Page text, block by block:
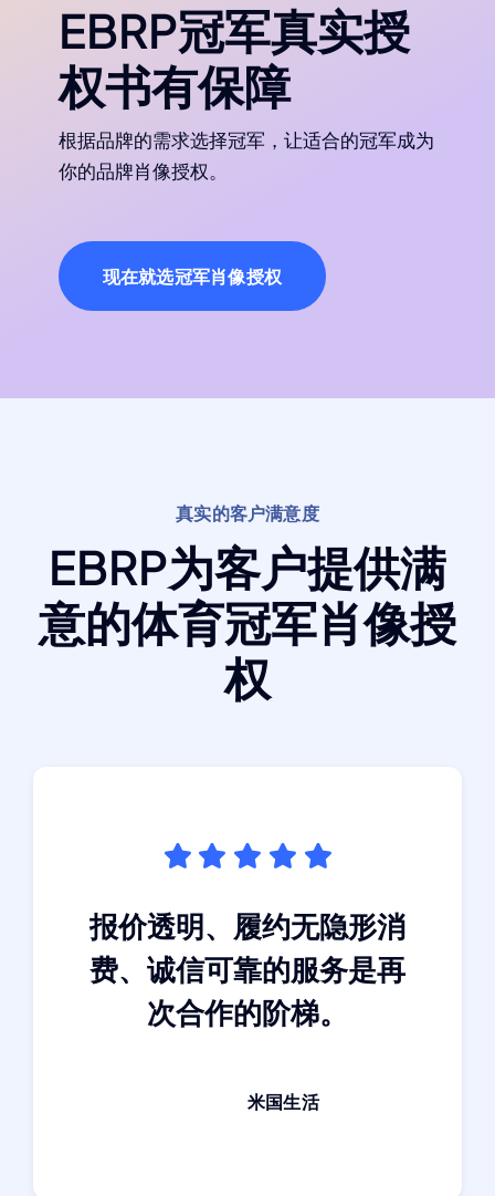
EBRP冠军真实授
权书有保障
根据品牌的需求选择冠军，让适合的冠军成为
你的品牌肖像授权。
现在就选冠军肖像授权
真实的客户满意度
EBRP为客户提供满
意的体育冠军肖像授
权
报价透明、履约无隐形消
费、诚信可靠的服务是再
次合作的阶梯。
米国生活